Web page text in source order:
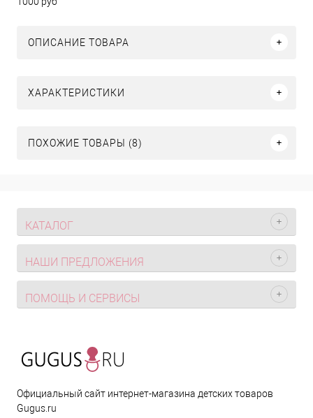
ОПИСАНИЕ ТОВАРА
ХАРАКТЕРИСТИКИ
ПОХОЖИЕ ТОВАРЫ (8)
КАТАЛОГ
НАШИ ПРЕДЛОЖЕНИЯ
ПОМОЩЬ И СЕРВИСЫ
Официальный сайт интернет-магазина детских товаров
Gugus.ru